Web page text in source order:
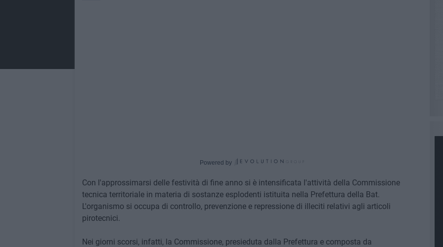
Powered by
Con l'approssimarsi delle festività di fine anno si è intensificata l'attività della Commissione
tecnica territoriale in materia di sostanze esplodenti istituita nella Prefettura della Bat.
L'organismo si occupa di controllo, prevenzione e repressione di illeciti relativi agli articoli
pirotecnici.
Nei giorni scorsi, infatti, la Commissione, presieduta dalla Prefettura e composta da